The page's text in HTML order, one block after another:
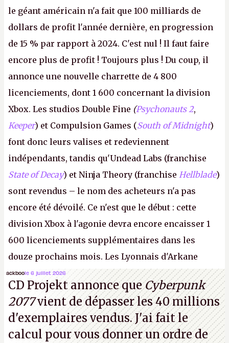
le géant américain n'a fait que 100 milliards de
dollars de profit l'année dernière, en progression
de 15 % par rapport à 2024. C'est nul ! Il faut faire
encore plus de profit ! Toujours plus ! Du coup, il
annonce une nouvelle charrette de 4 800
licenciements, dont 1 600 concernant la division
Xbox. Les studios Double Fine (Psychonauts 2,
Keeper) et Compulsion Games (South of Midnight)
font donc leurs valises et redeviennent
indépendants, tandis qu'Undead Labs (franchise
State of Decay) et Ninja Theory (franchise Hellblade)
sont revendus – le nom des acheteurs n'a pas
encore été dévoilé. Ce n'est que le début : cette
division Xbox à l'agonie devra encore encaisser 1
600 licenciements supplémentaires dans les
douze prochains mois. Les Lyonnais d'Arkane
(Dishonored, Deathloop) pourraient faire partie des
prochaines victimes, puisque Microsoft a confirmé
vouloir se séparer du studio.A.
ackboole 6 juillet 2026
CD Projekt annonce queCyberpunk
2077vient de dépasser les 40 millions
d'exemplaires vendus. J'ai fait le
calcul pour vous donner un ordre de